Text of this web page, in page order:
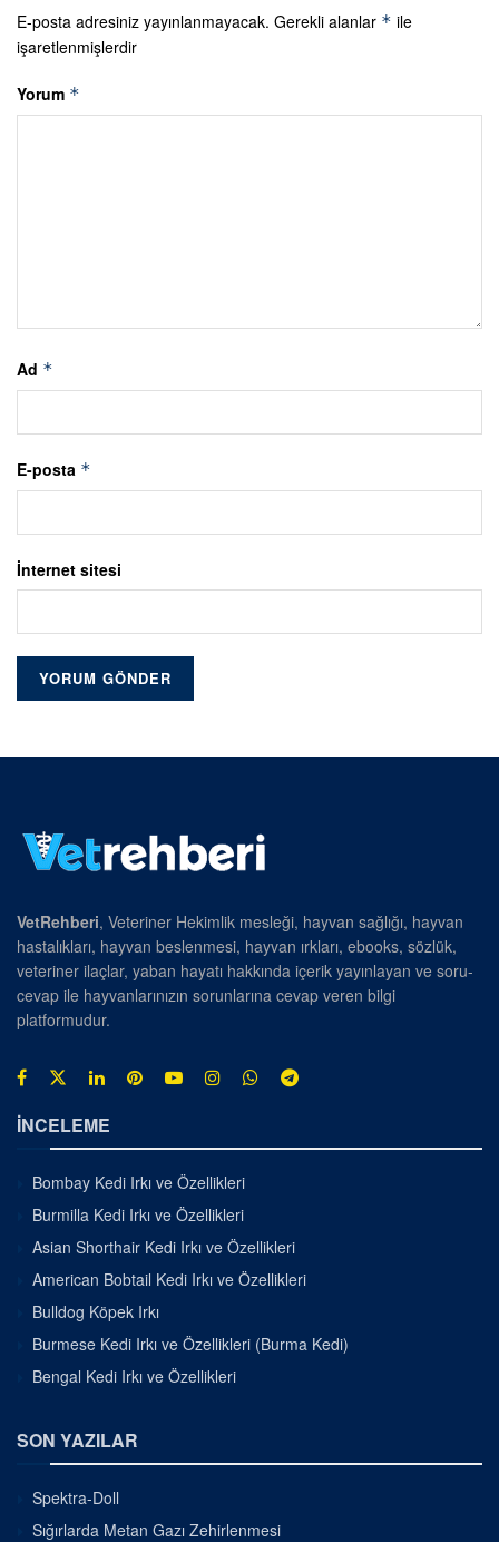
E-posta adresiniz yayınlanmayacak. Gerekli alanlar * ile
işaretlenmişlerdir
Yorum *
Ad *
E-posta *
İnternet sitesi
VetRehberi, Veteriner Hekimlik mesleği, hayvan sağlığı, hayvan
hastalıkları, hayvan beslenmesi, hayvan ırkları, ebooks, sözlük,
veteriner ilaçlar, yaban hayatı hakkında içerik yayınlayan ve soru-
cevap ile hayvanlarınızın sorunlarına cevap veren bilgi
platformudur.
İNCELEME
Bombay Kedi Irkı ve Özellikleri
Burmilla Kedi Irkı ve Özellikleri
Asian Shorthair Kedi Irkı ve Özellikleri
American Bobtail Kedi Irkı ve Özellikleri
Bulldog Köpek Irkı
Burmese Kedi Irkı ve Özellikleri (Burma Kedi)
Bengal Kedi Irkı ve Özellikleri
SON YAZILAR
Spektra-Doll
Sığırlarda Metan Gazı Zehirlenmesi